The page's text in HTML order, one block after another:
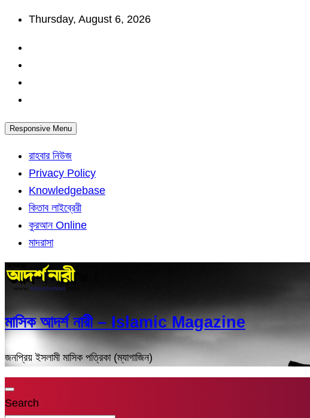
Skip
content
Thursday, August 6, 2026
Responsive Menu
রাহবার নিউজ
Privacy Policy
Knowledgebase
কিতাব লাইব্রেরী
কুরআন Online
মাদরাসা
মাসিক আদর্শ নারী – Islamic Magazine
জনপ্রিয় ইসলামী মাসিক পত্রিকা (ম্যাগাজিন)
Search